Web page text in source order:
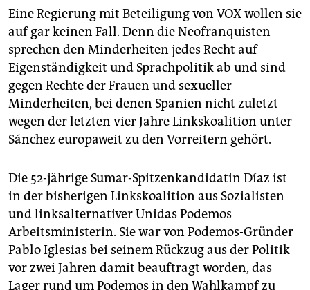
Eine Regierung mit Beteiligung von VOX wollen sie
auf gar keinen Fall. Denn die Neofranquisten
sprechen den Minderheiten jedes Recht auf
Eigenständigkeit und Sprachpolitik ab und sind
gegen Rechte der Frauen und sexueller
Minderheiten, bei denen Spanien nicht zuletzt
wegen der letzten vier Jahre Linkskoalition unter
Sánchez europaweit zu den Vorreitern gehört.
Die 52-jährige Sumar-Spitzenkandidatin Díaz ist
in der bisherigen Linkskoalition aus Sozialisten
und linksalternativer Unidas Podemos
Arbeitsministerin. Sie war von Podemos-Gründer
Pablo Iglesias bei seinem Rückzug aus der Politik
vor zwei Jahren damit beauftragt worden, das
Lager rund um Podemos in den Wahlkampf zu